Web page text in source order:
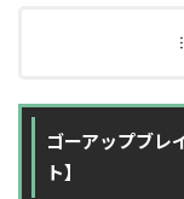
ゴーアップブレ
ト】